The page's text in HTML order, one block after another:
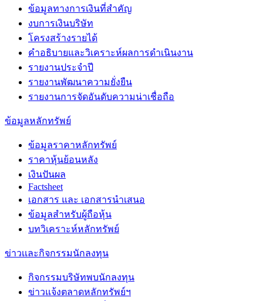
ข้อมูลทางการเงินที่สำคัญ
งบการเงินบริษัท
โครงสร้างรายได้
คำอธิบายและวิเคราะห์ผลการดำเนินงาน
รายงานประจำปี
รายงานพัฒนาความยั่งยืน
รายงานการจัดอันดับความน่าเชื่อถือ
ข้อมูลหลักทรัพย์
ข้อมูลราคาหลักทรัพย์
ราคาหุ้นย้อนหลัง
เงินปันผล
Factsheet
เอกสาร และ เอกสารนำเสนอ
ข้อมูลสำหรับผู้ถือหุ้น
บทวิเคราะห์หลักทรัพย์
ข่าวเเละกิจกรรมนักลงทุน
กิจกรรมบริษัทพบนักลงทุน
ข่าวแจ้งตลาดหลักทรัพย์ฯ